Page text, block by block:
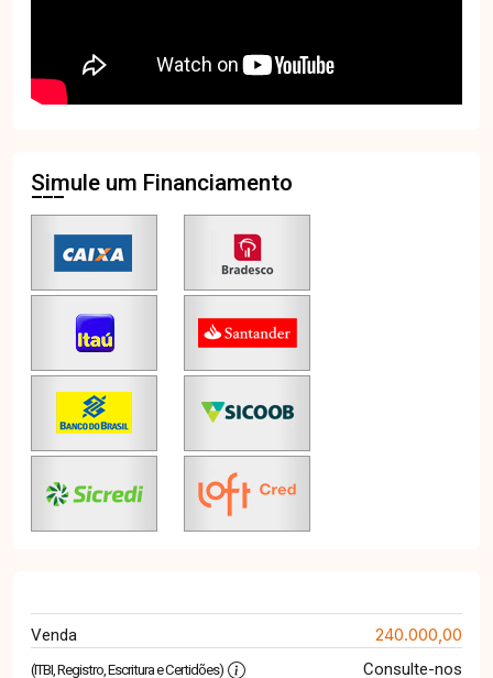
Simule um Financiamento
Venda 240.000,00
(ITBI, Registro, Escritura e Certidões)
Consulte-nos